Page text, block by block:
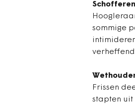
sommige
Frissen
stapten uit